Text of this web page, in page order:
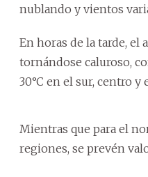
nublando y vientos
En horas de la tarde, el
tornándose caluroso,
30°C en el sur, centro
Mientras que para el
regiones, se prevén